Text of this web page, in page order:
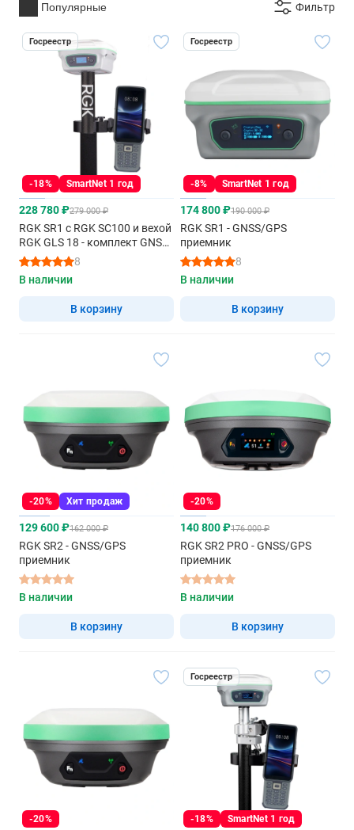
Популярные
Фильтр
Госреестр
-18% SmartNet 1 год
228 780 ₽279 000 ₽
RGK SR1 с RGK SC100 и вехой
RGK GLS 18 - комплект GNSS
приемника8
В наличии
В корзину
Госреестр
-8% SmartNet 1 год
174 800 ₽190 000 ₽
RGK SR1 - GNSS/GPS
приемник
8
В наличии
В корзину
-20% Хит продаж
129 600 ₽162 000 ₽
RGK SR2 - GNSS/GPS
приемник
В наличии
В корзину
-20%
140 800 ₽176 000 ₽
RGK SR2 PRO - GNSS/GPS
приемник
В наличии
В корзину
-20%
Госреестр
-18% SmartNet 1 год